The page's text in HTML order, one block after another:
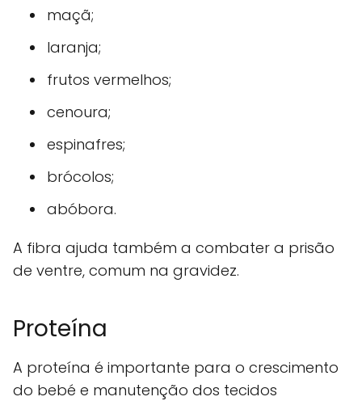
maçã;
laranja;
frutos vermelhos;
cenoura;
espinafres;
brócolos;
abóbora.
A fibra ajuda também a combater a prisão
de ventre, comum na gravidez.
Proteína
A proteína é importante para o crescimento
do bebé e manutenção dos tecidos